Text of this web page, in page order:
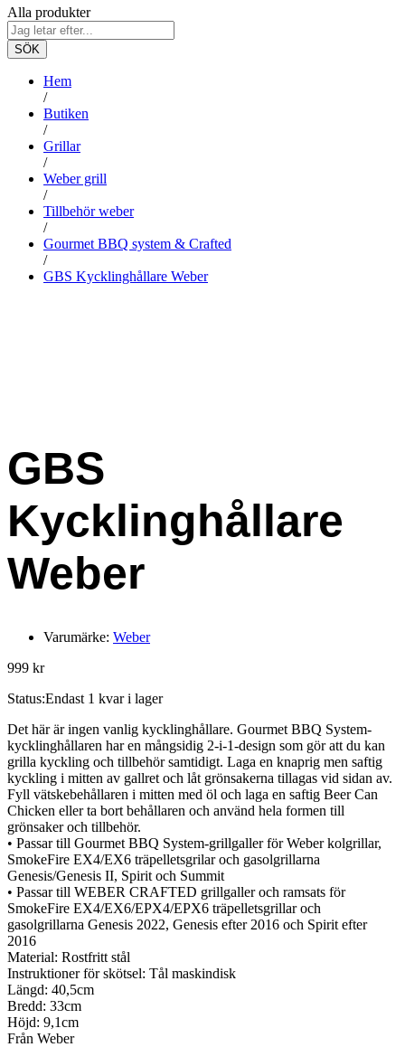
Alla produkter
SÖK
Hem
/
Butiken
/
Grillar
/
Weber grill
/
Tillbehör weber
/
Gourmet BBQ system & Crafted
/
GBS Kycklinghållare Weber
GBS
Kycklinghållare
Weber
Varumärke: Weber
999 kr
Status:Endast 1 kvar i lager
Det här är ingen vanlig kycklinghållare. Gourmet BBQ System-
kycklinghållaren har en mångsidig 2-i-1-design som gör att du kan
grilla kyckling och tillbehör samtidigt. Laga en knaprig men saftig
kyckling i mitten av gallret och låt grönsakerna tillagas vid sidan av.
Fyll vätskebehållaren i mitten med öl och laga en saftig Beer Can
Chicken eller ta bort behållaren och använd hela formen till
grönsaker och tillbehör.
• Passar till Gourmet BBQ System-grillgaller för Weber kolgrillar,
SmokeFire EX4/EX6 träpelletsgrilar och gasolgrillarna
Genesis/Genesis II, Spirit och Summit
• Passar till WEBER CRAFTED grillgaller och ramsats för
SmokeFire EX4/EX6/EPX4/EPX6 träpelletsgrillar och
gasolgrillarna Genesis 2022, Genesis efter 2016 och Spirit efter
2016
Material: Rostfritt stål
Instruktioner för skötsel: Tål maskindisk
Längd: 40,5cm
Bredd: 33cm
Höjd: 9,1cm
Från Weber